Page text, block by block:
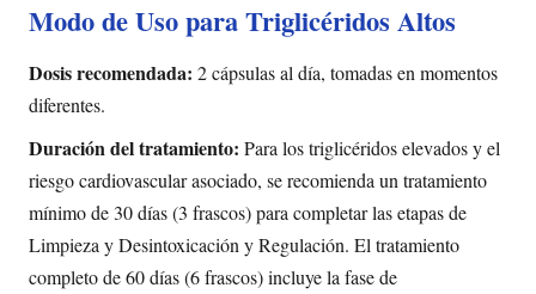
Modo de Uso para Triglicéridos Altos
Dosis recomendada: 2 cápsulas al día, tomadas en momentos
diferentes.
Duración del tratamiento: Para los triglicéridos elevados y el
riesgo cardiovascular asociado, se recomienda un tratamiento
mínimo de 30 días (3 frascos) para completar las etapas de
Limpieza y Desintoxicación y Regulación. El tratamiento
completo de 60 días (6 frascos) incluye la fase de